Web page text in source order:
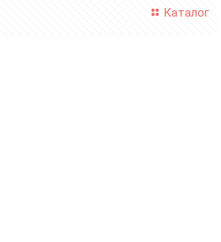
Каталог